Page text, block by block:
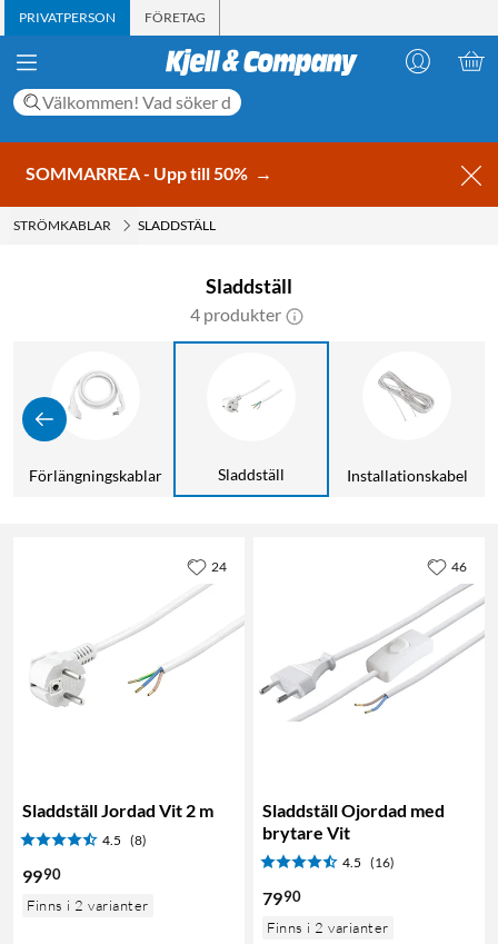
PRIVATPERSON FÖRETAG
SOMMARREA - Upp till 50% →
STRÖMKABLAR SLADDSTÄLL
Sladdställ
4 produkter
Förlängningskablar
Sladdställ Installationskabel
Sladdställ Jordad Vit 2 m
4.5 (8)
9990
Finns i 2 varianter
24
Sladdställ Ojordad med
brytare Vit
4.5 (16)
7990
Finns i 2 varianter
46